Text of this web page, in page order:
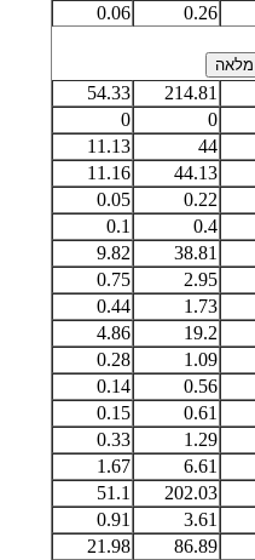
0.26
0.06
214.81
54.33
0
0
44
11.13
44.13
11.16
0.22
0.05
0.4
0.1
38.81
9.82
2.95
0.75
1.73
0.44
19.2
4.86
1.09
0.28
0.56
0.14
0.61
0.15
1.29
0.33
6.61
1.67
202.03
51.1
3.61
0.91
86.89
21.98